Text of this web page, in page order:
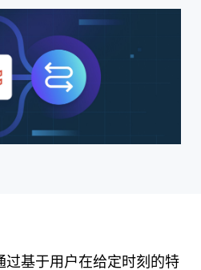
过基于用户在给定时刻的特